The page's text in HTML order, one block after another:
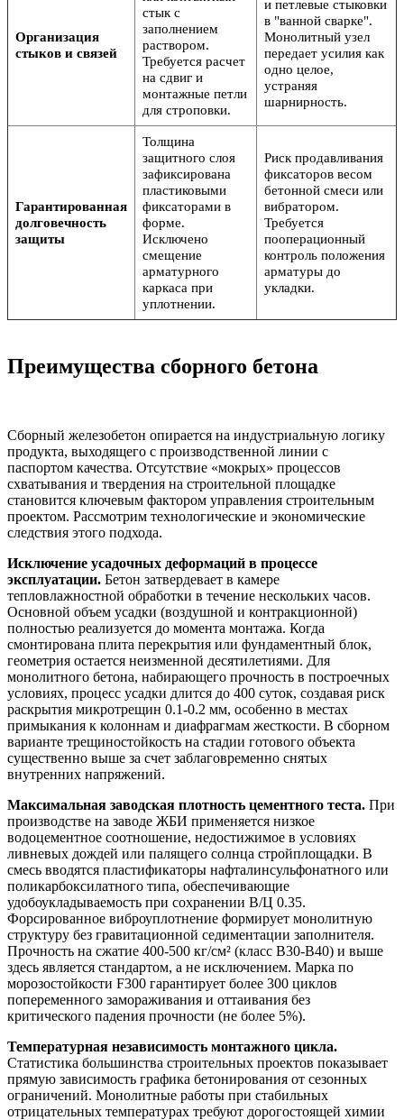
Организация
стыков и связей
стык с
заполнением
раствором.
Требуется расчет
на сдвиг и
монтажные петли
для строповки.
и петлевые стыковки
в "ванной сварке".
Монолитный узел
передает усилия как
одно целое,
устраняя
шарнирность.
Гарантированная
долговечность
защиты
Толщина
защитного слоя
зафиксирована
пластиковыми
фиксаторами в
форме.
Исключено
смещение
арматурного
каркаса при
уплотнении.
Риск продавливания
фиксаторов весом
бетонной смеси или
вибратором.
Требуется
пооперационный
контроль положения
арматуры до
укладки.
Преимущества сборного бетона
Сборный железобетон опирается на индустриальную логику
продукта, выходящего с производственной линии с
паспортом качества. Отсутствие «мокрых» процессов
схватывания и твердения на строительной площадке
становится ключевым фактором управления строительным
проектом. Рассмотрим технологические и экономические
следствия этого подхода.
Исключение усадочных деформаций в процессе
эксплуатации. Бетон затвердевает в камере
тепловлажностной обработки в течение нескольких часов.
Основной объем усадки (воздушной и контракционной)
полностью реализуется до момента монтажа. Когда
смонтирована плита перекрытия или фундаментный блок,
геометрия остается неизменной десятилетиями. Для
монолитного бетона, набирающего прочность в построечных
условиях, процесс усадки длится до 400 суток, создавая риск
раскрытия микротрещин 0.1-0.2 мм, особенно в местах
примыкания к колоннам и диафрагмам жесткости. В сборном
варианте трещиностойкость на стадии готового объекта
существенно выше за счет заблаговременно снятых
внутренних напряжений.
Максимальная заводская плотность цементного теста. При
производстве на заводе ЖБИ применяется низкое
водоцементное соотношение, недостижимое в условиях
ливневых дождей или палящего солнца стройплощадки. В
смесь вводятся пластификаторы нафталинсульфонатного или
поликарбоксилатного типа, обеспечивающие
удобоукладываемость при сохранении В/Ц 0.35.
Форсированное виброуплотнение формирует монолитную
структуру без гравитационной седиментации заполнителя.
Прочность на сжатие 400-500 кг/см² (класс B30-B40) и выше
здесь является стандартом, а не исключением. Марка по
морозостойкости F300 гарантирует более 300 циклов
попеременного замораживания и оттаивания без
критического падения прочности (не более 5%).
Температурная независимость монтажного цикла.
Статистика большинства строительных проектов показывает
прямую зависимость графика бетонирования от сезонных
ограничений. Монолитные работы при стабильных
отрицательных температурах требуют дорогостоящей химии